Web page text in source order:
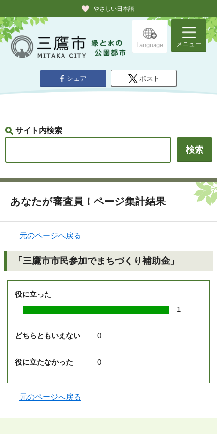
やさしい日本語
Language メニュー
シェア ポスト
サイト内検索
あなたが審査員！ページ集計結果
元のページへ戻る
「三鷹市市民参加でまちづくり補助金」
役に立った
1
どちらともいえない 0
役に立たなかった 0
元のページへ戻る